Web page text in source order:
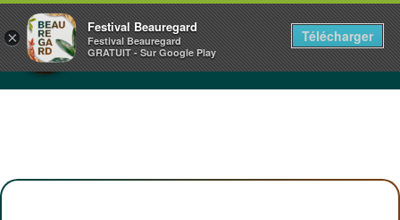
Panneau de gestion des cookies
CHÂTEAU DE BEAUREGARD
NORMANDIE
1+2.3.4.5 JUILLET 2026
×
Festival Beauregard
Festival Beauregard
GRATUIT - Sur Google Play
Télécharger